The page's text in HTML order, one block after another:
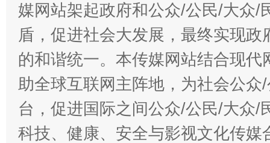
媒网站架起政府和公众/公民/大众/
盾，促进社会大发展，最终实现
的和谐统一。本传媒网站结合现
助全球互联网主阵地，为社会公
台，促进国际之间公众/公民/大众/
科技、健康、安全与影视文化传